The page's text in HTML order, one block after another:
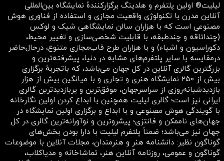
لیلیت® اولین پلتفرم و هلدینگ برگزارکنندهٔ نمایشگاه بین‌المللی
آنلاین مدرن با تکنولوژی واقعیت مجازی و استفاده از فناوری هوش
مصنوعی است که با هزاران سالن نمایشگاهی شیک و لوکس
(چنداتاقه و چندطبقه، با قابلیت شخصی‌سازی و تغییر محیط،
دکوراسیون و اشیاء) و با هزاران طرح قاب‌مجازی متنوع، درحال‌حاضر
درمقایسه با سایر پلتفرم‌های مشابه در دنیا، پیشرفته‌ترین و
بزرگترین گالری آنلاین در کل جهان می‌باشد، که باتجربهٔ برگزاری
بیش از ۲۵۰ نمایشگاه هنری و تجاری و با میانگین بیش از هزار
بازدیدشبانه‌روزی از سراسرجهان، موفق‌ترین و پربازدیدترین گالری
ایرانی نیز است؛ گالری لیلیت همچنین با ابداع کردن اولین نگارخانه
با گویندگی هوش مصنوعی و با ابداع و برگزاری اولین نمایشگاه در
جهان‌های ناممکن و فانتزی؛ پیشروترین و نوآورانه‌ترین گالری در کل
جهان نیز می‌باشد؛ ضمناً پلتفرم لیلیت با دارا بودن بخش‌های
گوناگون نظیر: دانشنامه هنر و هنرمندان، مجلات آنلاین با موضوعات
گوناگون و عمومی، روزنامه آنلاین هنر، تماشاخانه و مدیاکلاب،